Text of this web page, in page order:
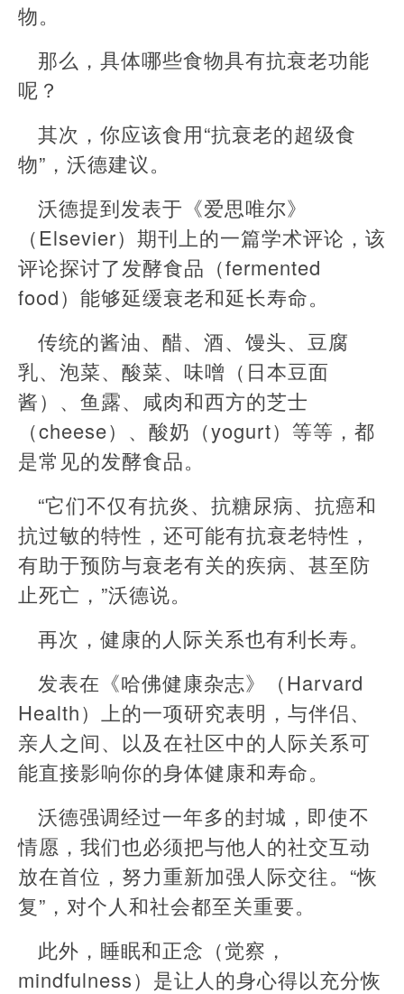
物。
那么，具体哪些食物具有抗衰老功能
呢？
其次，你应该食用“抗衰老的超级食
物”，沃德建议。
沃德提到发表于《爱思唯尔》
（Elsevier）期刊上的一篇学术评论，该
评论探讨了发酵食品（fermented
food）能够延缓衰老和延长寿命。
传统的酱油、醋、酒、馒头、豆腐
乳、泡菜、酸菜、味噌（日本豆面
酱）、鱼露、咸肉和西方的芝士
（cheese）、酸奶（yogurt）等等，都
是常见的发酵食品。
“它们不仅有抗炎、抗糖尿病、抗癌和
抗过敏的特性，还可能有抗衰老特性，
有助于预防与衰老有关的疾病、甚至防
止死亡，”沃德说。
再次，健康的人际关系也有利长寿。
发表在《哈佛健康杂志》（Harvard
Health）上的一项研究表明，与伴侣、
亲人之间、以及在社区中的人际关系可
能直接影响你的身体健康和寿命。
沃德强调经过一年多的封城，即使不
情愿，我们也必须把与他人的社交互动
放在首位，努力重新加强人际交往。“恢
复”，对个人和社会都至关重要。
此外，睡眠和正念（觉察，
mindfulness）是让人的身心得以充分恢